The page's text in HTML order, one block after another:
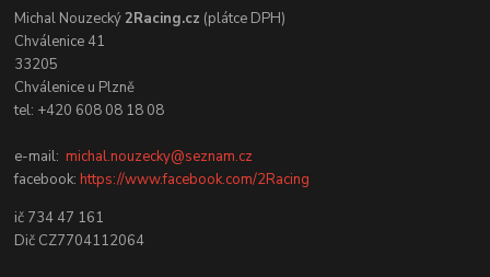
Michal Nouzecký2Racing.cz (plátce DPH)
Chválenice 41
33205
Chválenice u Plzně
tel: +420 608 08 18 08
e-mail:michal.nouzecky@seznam.cz
facebook:https://www.facebook.com/2Racing
ič 734 47 161
Dič CZ7704112064